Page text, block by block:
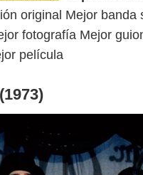
original Mejor banda
fotografía Mejor
película